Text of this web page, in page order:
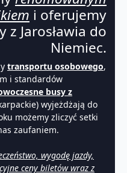
i oferujemy
Jarosławia do
Niemiec.
transportu osobowego,
i standardów
busy z
wyjeżdżają do
możemy zliczyć setki
zaufaniem.
wygodę jazdy,
ceny biletów wraz z